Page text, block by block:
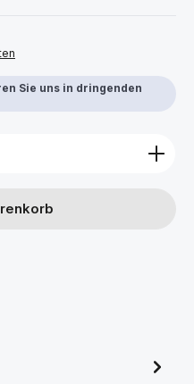
Sie uns in dringenden
gewünschten Wert ein